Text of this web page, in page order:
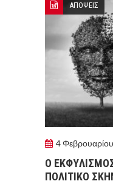
ΑΠΟΨΕΙΣ
4
O
ΠΟΛΙΤΙΚΟ